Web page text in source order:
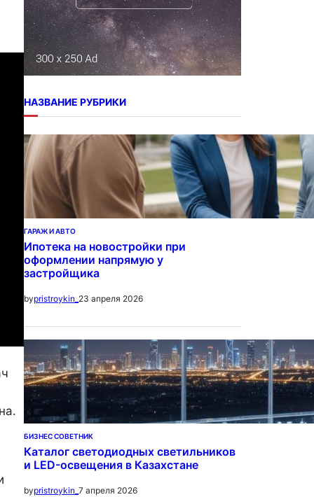
НАЗВАНИЕ РУБРИКИ
ГАРАЖ И АВТО
Ипотека на новостройки при
оформлении напрямую у
застройщика
bypristroykin_ 23 апреля 2026
БИЗНЕС СОВЕТНИК
Каталог светодиодных светильников
и LED-освещения в Казахстане
bypristroykin_ 7 апреля 2026